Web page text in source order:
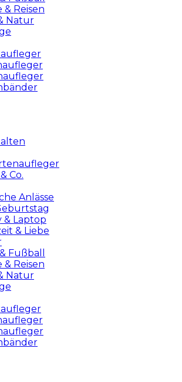
& Reisen
Natur
Co.
Anlässe
& Laptop
& Liebe
Fußball
& Reisen
Natur